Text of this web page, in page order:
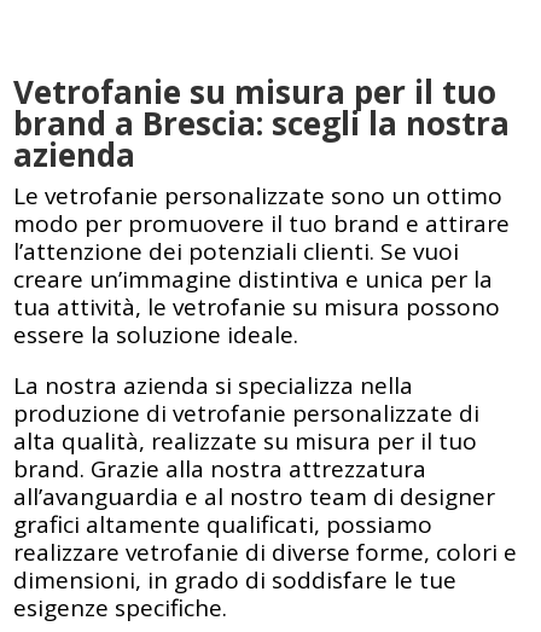
Vetrofanie su misura per il tuo
brand a Brescia: scegli la nostra
azienda
Le vetrofanie personalizzate sono un ottimo
modo per promuovere il tuo brand e attirare
l’attenzione dei potenziali clienti. Se vuoi
creare un’immagine distintiva e unica per la
tua attività, le vetrofanie su misura possono
essere la soluzione ideale.
La nostra azienda si specializza nella
produzione di vetrofanie personalizzate di
alta qualità, realizzate su misura per il tuo
brand. Grazie alla nostra attrezzatura
all’avanguardia e al nostro team di designer
grafici altamente qualificati, possiamo
realizzare vetrofanie di diverse forme, colori e
dimensioni, in grado di soddisfare le tue
esigenze specifiche.